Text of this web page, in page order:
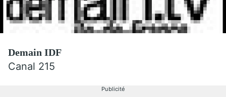
Demain IDF
Canal 215
Publicité